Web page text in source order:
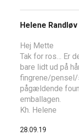
Helene Randløv
Hej Mette
Tak for ros… Er
bare lidt ud på
fingrene/
pågældende
emballagen.
Kh. Helene
28.09.19